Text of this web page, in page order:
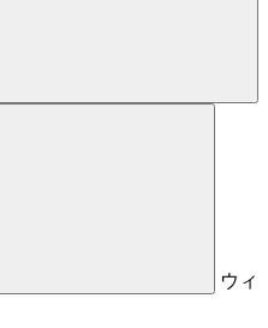
ウィ